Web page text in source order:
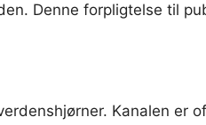
Denne forpligtelse til
Kanalen er